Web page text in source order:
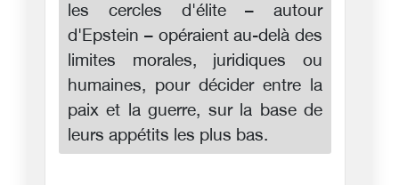
les cercles d'élite – autour
d'Epstein – opéraient au-delà des
limites morales, juridiques ou
humaines, pour décider entre la
paix et la guerre, sur la base de
leurs appétits les plus bas.